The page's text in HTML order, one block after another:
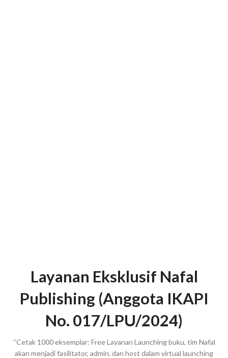
Layanan Eksklusif Nafal
Publishing (Anggota IKAPI
No. 017/LPU/2024)
“Cetak 1000 eksemplar: Free Layanan Launching buku, tim Nafal
akan menjadi fasilitator, admin, dan host dalam virtual launching